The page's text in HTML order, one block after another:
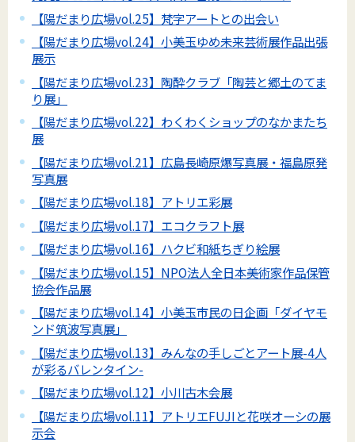
【陽だまり広場vol.25】梵字アートとの出会い
【陽だまり広場vol.24】小美玉ゆめ未来芸術展作品出張
展示
【陽だまり広場vol.23】陶酔クラブ「陶芸と郷土のてま
り展」
【陽だまり広場vol.22】わくわくショップのなかまたち
展
【陽だまり広場vol.21】広島長崎原爆写真展・福島原発
写真展
【陽だまり広場vol.18】アトリエ彩展
【陽だまり広場vol.17】エコクラフト展
【陽だまり広場vol.16】ハクビ和紙ちぎり絵展
【陽だまり広場vol.15】NPO法人全日本美術家作品保管
協会作品展
【陽だまり広場vol.14】小美玉市民の日企画「ダイヤモ
ンド筑波写真展」
【陽だまり広場vol.13】みんなの手しごとアート展-4人
が彩るバレンタイン-
【陽だまり広場vol.12】小川古木会展
【陽だまり広場vol.11】アトリエFUJIと花咲オーシの展
示会